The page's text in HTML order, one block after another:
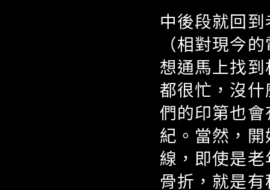
中後段就回
（相對現今
想通馬上找
都很忙，沒
們的印第也
紀。當然，
線，即使是
骨折，就是